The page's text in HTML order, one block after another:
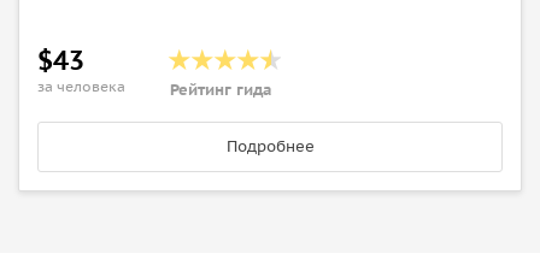
$43
за человека Рейтинг гида
Подробнее